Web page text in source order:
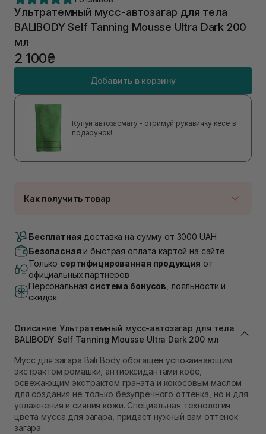
Ультратемный мусс-автозагар для тела
BALIBODY Self Tanning Mousse Ultra Dark 200
мл
2 100₴
Добавить в корзину
Купуй автозасмагу - отримуй рукавичку кесе в
подарунок!
Как получить товар
В наличии
Самовывоз г. Луцк, Винниченка 4
Самовывоз г. Львов, ул. Академика Подстригача,
1В (Duck's Lake)
Самовывоз г. Львов ул. Степана Бандеры 43
В наличии
Самовывоз Ровно
В наличии
Самовывоз г. Ровно, ул. Кулика и Гудачека 23 (ТЦ
Экватор)
Бесплатная доставка на сумму от 3000 UAH
Безопасная и быстрая оплата картой на сайте
Только сертифицированная продукция от
официальных партнеров
Персональная система бонусов , лояльности и
скидок
Описание Ультратемный мусс-автозагар для тела
BALIBODY Self Tanning Mousse Ultra Dark 200 мл
Мусс для загара Bali Body обогащен успокаивающим
экстрактом ромашки, антиоксидантами кофе,
освежающим экстрактом граната и кокосовым маслом
для создания не только безупречного оттенка, но и для
увлажнения и сияния кожи. Специальная технология
цвета мусса для загара, придаст нужный вам оттенок
загара.